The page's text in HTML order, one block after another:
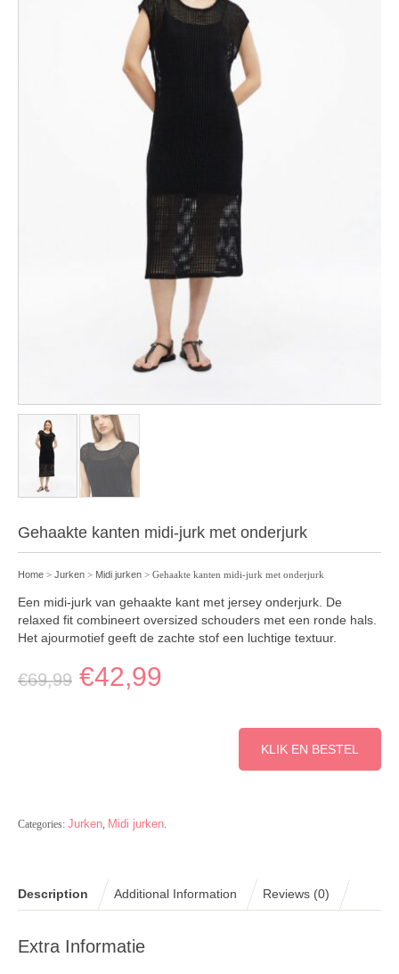
Gehaakte kanten midi-jurk met onderjurk
Home > Jurken > Midi jurken > Gehaakte kanten midi-jurk met onderjurk
Een midi-jurk van gehaakte kant met jersey onderjurk. De
relaxed fit combineert oversized schouders met een ronde hals.
Het ajourmotief geeft de zachte stof een luchtige textuur.
€69,99 €42,99
KLIK EN BESTEL
Categories: Jurken, Midi jurken.
Description Additional Information Reviews (0)
Extra Informatie